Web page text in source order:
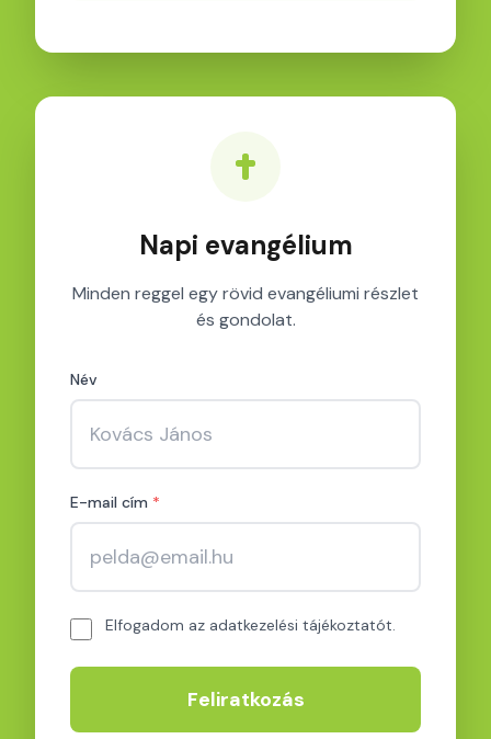
Napi evangélium
Minden reggel egy rövid evangéliumi részlet
és gondolat.
Név
E-mail cím *
Elfogadom az adatkezelési tájékoztatót.
Feliratkozás